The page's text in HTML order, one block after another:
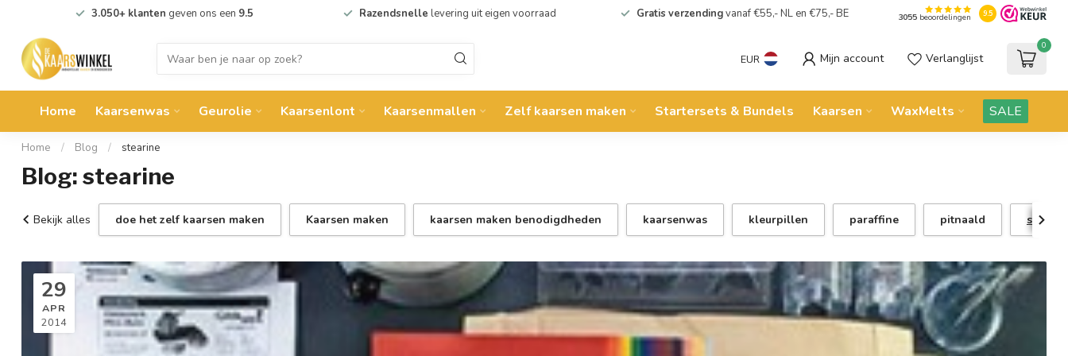
3.050+ klanten geven ons een 9.5 Razendsnelle levering uit eigen voorraad Gratis verzendingvanaf €55,- NL en €75,- BE 3055beoordelingen 9.5
EUR Mijn account Verlanglijst
0
Home Kaarsenwas Geurolie Kaarsenlont Kaarsenmallen Zelf kaarsen maken Startersets & Bundels Kaarsen WaxMelts SALE
Home / Blog / stearine
Blog: stearine
Bekijk alles doe het zelf kaarsen maken Kaarsen maken kaarsen maken benodigdheden kaarsenwas kleurpillen paraffine pitnaald
29
APR
2014